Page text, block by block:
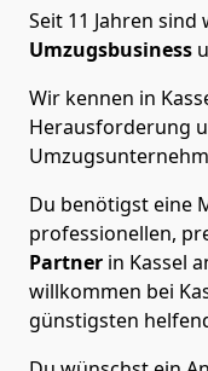
Seit 11 Jahren sind
Umzugsbusiness
Wir kennen in
Herausforderung
Du benötigst eine
professionellen,
Partner in Kassel
willkommen bei
günstigsten